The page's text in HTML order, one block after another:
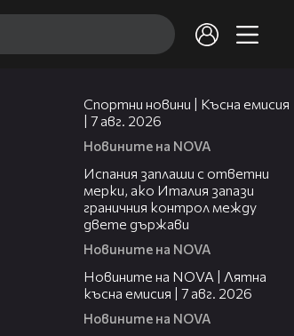
Спортни новини | Късна емисия
| 7 авг. 2026
Новините на NOVA
Испания заплаши с ответни
мерки, ако Италия запази
граничния контрол между
двете държави
Новините на NOVA
Новините на NOVA | Лятна
късна емисия | 7 авг. 2026
Новините на NOVA